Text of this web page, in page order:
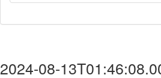
2024-08-